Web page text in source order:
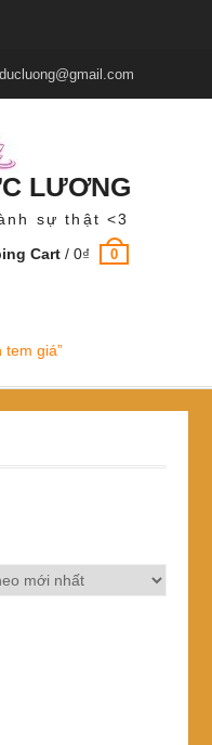
LƯƠNG
sự thật <3
Cart /0₫ 0
tem giá”